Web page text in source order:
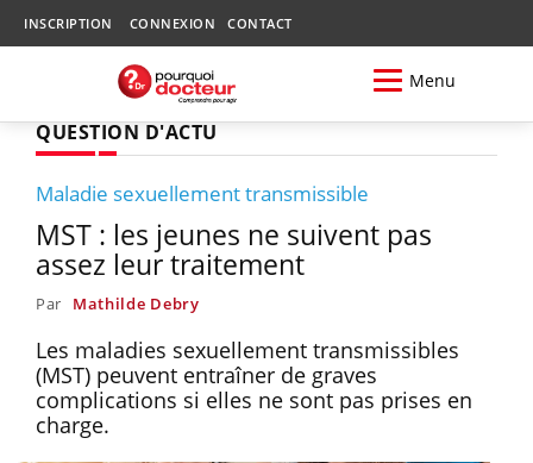
INSCRIPTION CONNEXION CONTACT
Menu
QUESTION D'ACTU
Maladie sexuellement transmissible
MST : les jeunes ne suivent pas
assez leur traitement
Par Mathilde Debry
Les maladies sexuellement transmissibles
(MST) peuvent entraîner de graves
complications si elles ne sont pas prises en
charge.